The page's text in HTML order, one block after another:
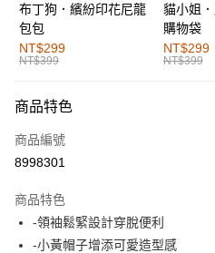
運送方式
全家取貨付款
每筆NT$60，滿NT$1,000(含以上)
付款後全家取貨
萊爾富取貨付款
付款後萊爾富取貨
每筆NT$60，滿NT$1,000(含以上)
布丁狗．繽紛印花尼龍
包包
NT$299
NT$399
貓小姐
購物袋
NT$299
NT$399
商品特色
商品編號
8998301
商品特色
-領袖鬆緊設計穿脫便利
-小黃帽子增添可愛造型感